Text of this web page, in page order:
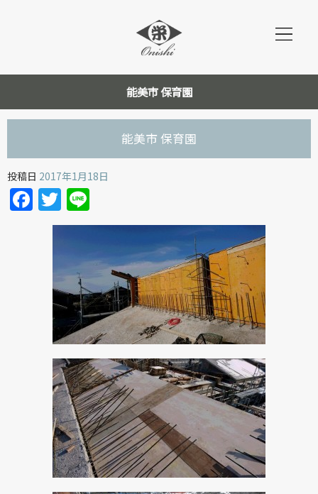
能美市 保育園
能美市 保育園
投稿日 2017年1月18日
Facebook
Twitter